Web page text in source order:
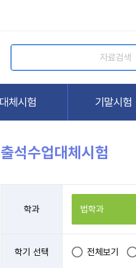
출석수업대체시험
학과
학기 선택 전체보기